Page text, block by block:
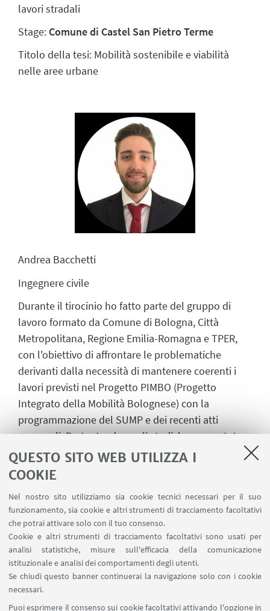
QUESTO SITO WEB UTILIZZA I
COOKIE
Nel nostro sito utilizziamo sia cookie tecnici necessari per il suo
funzionamento, sia cookie e altri strumenti di tracciamento facoltativi
che potrai attivare solo con il tuo consenso.
Cookie e altri strumenti di tracciamento facoltativi sono usati per
analisi statistiche, misure sull'efficacia della comunicazione
istituzionale e analisi dei comportamenti degli utenti.
Se chiudi questo banner continuerai la navigazione solo con i cookie
necessari.
Puoi esprimere il consenso sui cookie facoltativi attivando l'opzione in
lavori stradali
Stage: Comune di Castel San Pietro Terme
Titolo della tesi: Mobilità sostenibile e viabilità
nelle aree urbane
Andrea Bacchetti
Ingegnere civile
Durante il tirocinio ho fatto parte del gruppo di
lavoro formato da Comune di Bologna, Città
Metropolitana, Regione Emilia-Romagna e TPER,
con l'obiettivo di affrontare le problematiche
derivanti dalla necessità di mantenere coerenti i
lavori previsti nel Progetto PIMBO (Progetto
Integrato della Mobilità Bolognese) con la
programmazione del SUMP e dei recenti atti
comunali. Pertanto, dopo gli studi, ho presentato
alle parti interessate diverse soluzioni volte ad
integrare il trasporto filobus con tramvia, sia in
innovativa per la ricarica elettrica dei
filobus. Inoltre, ho aggiornato il quadro economico
generale del PIMBO e organizzato i documenti di
progetto secondo le molteplici integrazioni
effettuate nel tempo al fine di migliorarne la
tracciabilità
Stage:TPER